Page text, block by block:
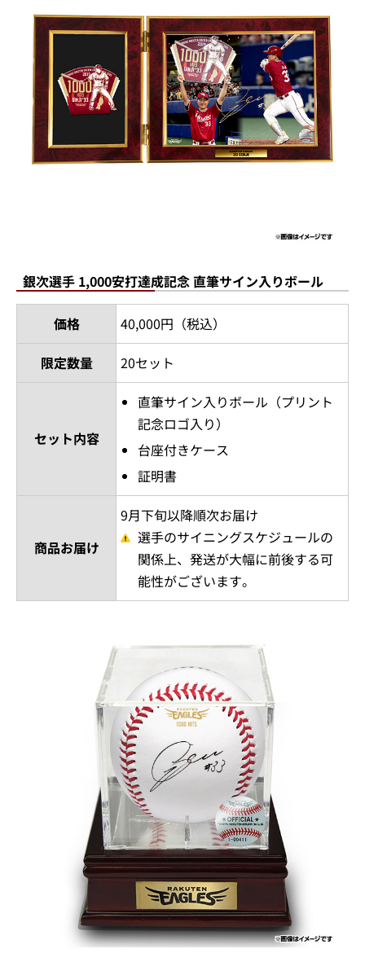
銀次選手 1,000安打達成記念 直筆サイン入りボール
価格
40,000円（税込）
限定数量
20セット
セット内容
直筆サイン入りボール（プリント
記念ロゴ入り）
台座付きケース
証明書
商品お届け
9月下旬以降順次お届け
選手のサイニングスケジュールの
関係上、発送が大幅に前後する可
能性がございます。